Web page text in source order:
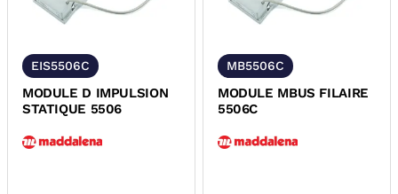
EIS5506C
MODULE D IMPULSION
STATIQUE 5506
MB5506C
MODULE MBUS FILAIRE
5506C